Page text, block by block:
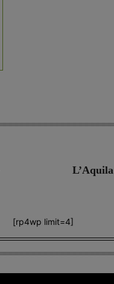
[rp4wp limit=4]